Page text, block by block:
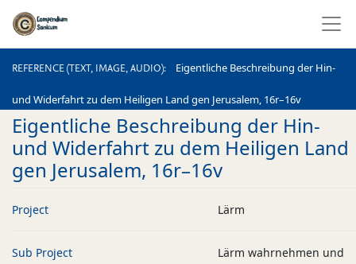
REFERENCE (TEXT, IMAGE, AUDIO) Eigentliche Beschreibung der Hin-
und Widerfahrt zu dem Heiligen Land gen Jerusalem, 16r–16v
REFERENCE (TEXT, IMAGE, AUDIO)
Eigentliche Beschreibung der Hin-
und Widerfahrt zu dem Heiligen Land
gen Jerusalem, 16r–16v
Project Lärm
Sub Project
Lärm wahrnehmen und